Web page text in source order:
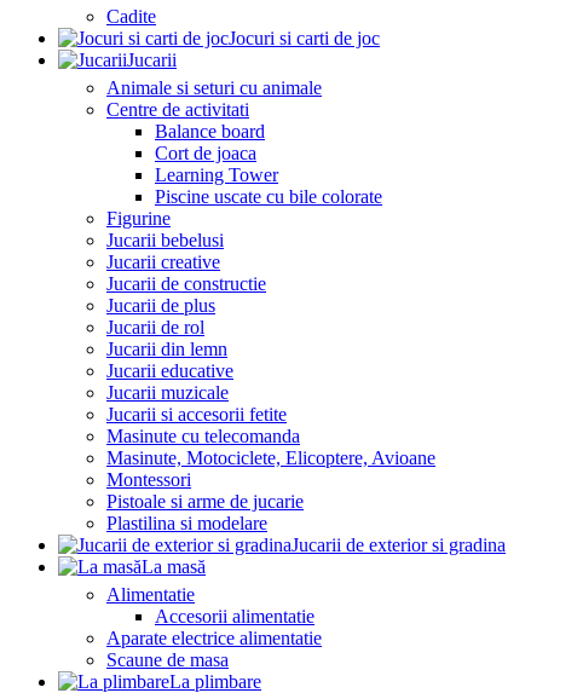
Cadite
Jocuri si carti de joc
Jucarii
Animale si seturi cu animale
Centre de activitati
Balance board
Cort de joaca
Learning Tower
Piscine uscate cu bile colorate
Figurine
Jucarii bebelusi
Jucarii creative
Jucarii de constructie
Jucarii de plus
Jucarii de rol
Jucarii din lemn
Jucarii educative
Jucarii muzicale
Jucarii si accesorii fetite
Masinute cu telecomanda
Masinute, Motociclete, Elicoptere, Avioane
Montessori
Pistoale si arme de jucarie
Plastilina si modelare
Jucarii de exterior si gradina
La masă
Alimentatie
Accesorii alimentatie
Aparate electrice alimentatie
Scaune de masa
La plimbare